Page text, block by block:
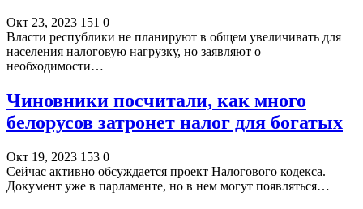
Окт 23, 2023 151 0
Власти республики не планируют в общем увеличивать для
населения налоговую нагрузку, но заявляют о
необходимости…
Чиновники посчитали, как много
белорусов затронет налог для богатых
Окт 19, 2023 153 0
Сейчас активно обсуждается проект Налогового кодекса.
Документ уже в парламенте, но в нем могут появляться…